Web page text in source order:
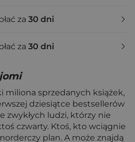
za 30 dni
za 30 dni
miliona sprzedanych książek,
dziesiątce bestsellerów
zwykłych ludzi, którzy nie
czwarty. Ktoś, kto wciągnie
plan. A może znajdą